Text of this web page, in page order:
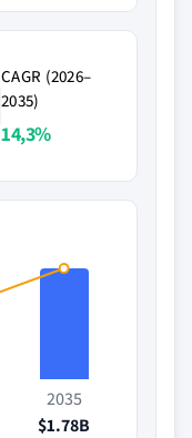
CAGR (2026–
2035)
14,3%
2035
$1.78B